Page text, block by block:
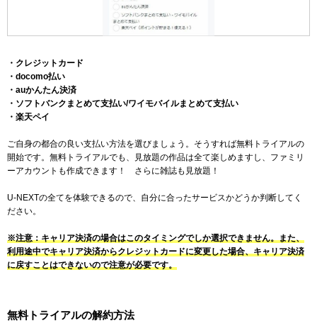
・クレジットカード
・docomo払い
・auかんたん決済
・ソフトバンクまとめて支払い/ワイモバイルまとめて支払い
・楽天ペイ
ご自身の都合の良い支払い方法を選びましょう。そうすれば無料トライアルの
開始です。無料トライアルでも、見放題の作品は全て楽しめますし、ファミリ
ーアカウントも作成できます！ さらに雑誌も見放題！
U-NEXTの全てを体験できるので、自分に合ったサービスかどうか判断してく
ださい。
※注意：キャリア決済の場合はこのタイミングでしか選択できません。また、
利用途中でキャリア決済からクレジットカードに変更した場合、キャリア決済
に戻すことはできないので注意が必要です。
無料トライアルの解約方法